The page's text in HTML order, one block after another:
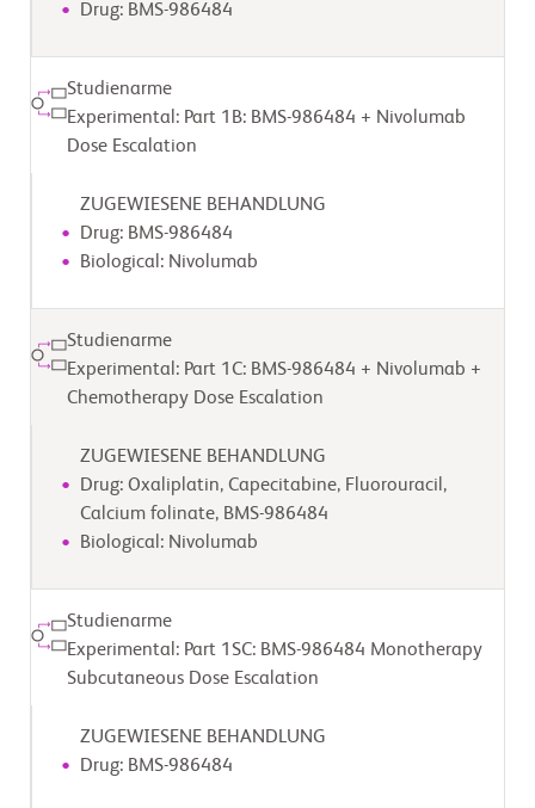
Drug: BMS-986484
Studienarme
Experimental: Part 1B: BMS-986484 + Nivolumab
Dose Escalation
ZUGEWIESENE BEHANDLUNG
Drug: BMS-986484
Biological: Nivolumab
Studienarme
Experimental: Part 1C: BMS-986484 + Nivolumab +
Chemotherapy Dose Escalation
ZUGEWIESENE BEHANDLUNG
Drug: Oxaliplatin, Capecitabine, Fluorouracil,
Calcium folinate, BMS-986484
Biological: Nivolumab
Studienarme
Experimental: Part 1SC: BMS-986484 Monotherapy
Subcutaneous Dose Escalation
ZUGEWIESENE BEHANDLUNG
Drug: BMS-986484